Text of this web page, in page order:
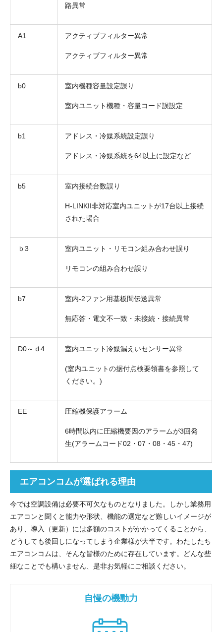
路異常
A1 アクティブフィルター異常
アクティブフィルター異常
b0 室内機種容量設定誤り
室内ユニット機種・容量コード誤設定
b1 アドレス・冷媒系統設定誤り
アドレス・冷媒系統を64以上に設定など
b5 室内接続台数誤り
H-LINKII非対応室内ユニットが17台以上接続
された場合
ｂ3 室内ユニット・リモコン組み合わせ誤り
リモコンの組み合わせ誤り
b7 室内-2ファン用基板間伝送異常
無応答・電文不一致・未接続・接続異常
D0～ｄ4 室内ユニット冷媒漏えいセンサー異常
(室内ユニットの据付点検要領書を参照して
ください。)
EE 圧縮機保護アラーム
6時間以内に圧縮機要因のアラームが3回発
生(アラームコード02・07・08・45・47)
エアコンコムが選ばれる理由
今では空調設備は必要不可欠なものとなりました。しかし業務用
エアコンと聞くと能力や形状、機能の選定など難しいイメージが
あり、導入（更新）には多額のコストがかかってくることから、
どうしても後回しになってしまう企業様が大半です。わたしたち
エアコンコムは、そんな皆様のために存在しています。どんな些
細なことでも構いません、是非お気軽にご相談ください。
自慢の機動力